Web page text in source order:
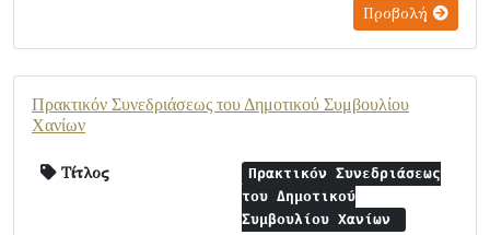
Προβολή
Πρακτικόν Συνεδριάσεως του Δημοτικού Συμβουλίου
Χανίων
Τίτλος
Πρακτικόν Συνεδριάσεως
του Δημοτικού
Συμβουλίου Χανίων